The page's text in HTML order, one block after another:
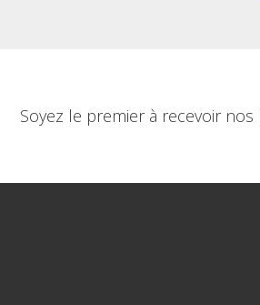
Soyez le premier à recevoir